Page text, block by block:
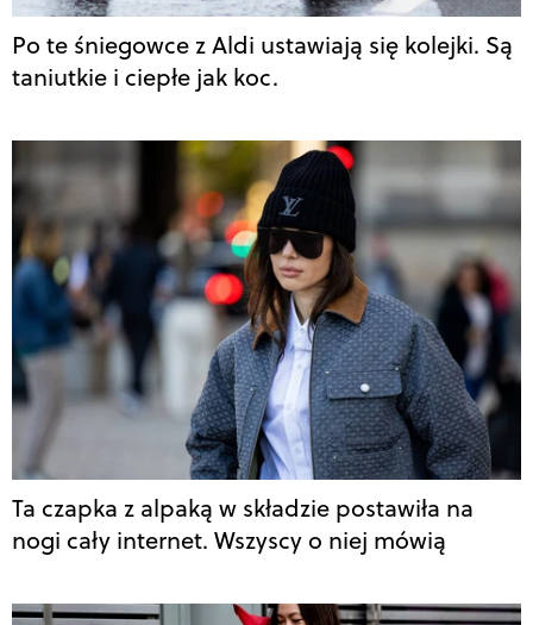
Po te śniegowce z Aldi ustawiają się kolejki. Są
taniutkie i ciepłe jak koc.
Ta czapka z alpaką w składzie postawiła na
nogi cały internet. Wszyscy o niej mówią